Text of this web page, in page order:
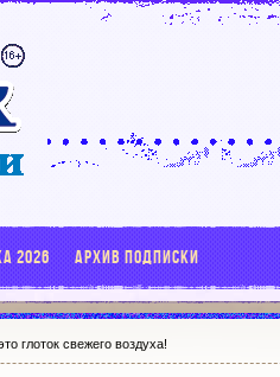
2026 АРХИВ ПОДПИСКИ
глоток свежего воздуха!